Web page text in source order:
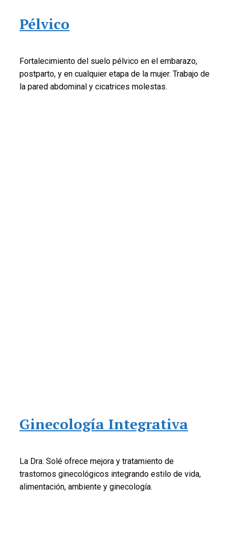
Pélvico
Fortalecimiento del suelo pélvico en el embarazo,
postparto, y en cualquier etapa de la mujer. Trabajo de
la pared abdominal y cicatrices molestas.
Ginecología Integrativa
La Dra. Solé ofrece mejora y tratamiento de
trastornos ginecológicos integrando estilo de vida,
alimentación, ambiente y ginecología.